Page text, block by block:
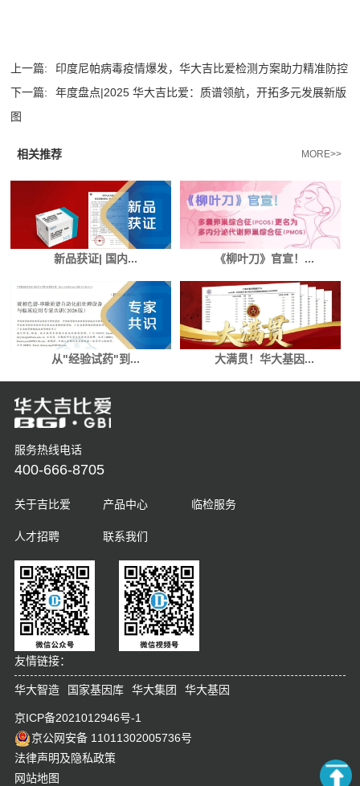
上一篇:
印度尼帕病毒疫情爆发，华大吉比爱检测方案助力精准防控
下一篇:
年度盘点|2025 华大吉比爱：质谱领航，开拓多元发展新版
图
相关推荐 MORE>>
新品获证| 国内... 《柳叶刀》官宣！...
从"经验试药"到... 大满贯！华大基因...
服务热线电话
400-666-8705
关于吉比爱 产品中心 临检服务
人才招聘 联系我们
友情链接：
华大智造 国家基因库 华大集团 华大基因
京ICP备2021012946号-1
京公网安备 11011302005736号
法律声明及隐私政策
网站地图